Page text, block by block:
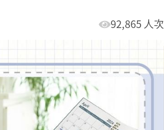
92,865 人次